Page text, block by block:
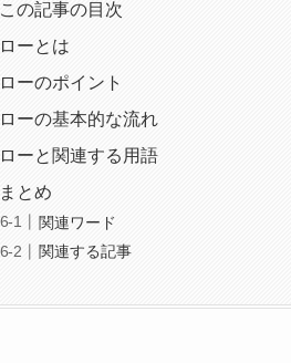
この記事の目次
ローとは
ローのポイント
ローの基本的な流れ
ローと関連する用語
まとめ
関連ワード
関連する記事